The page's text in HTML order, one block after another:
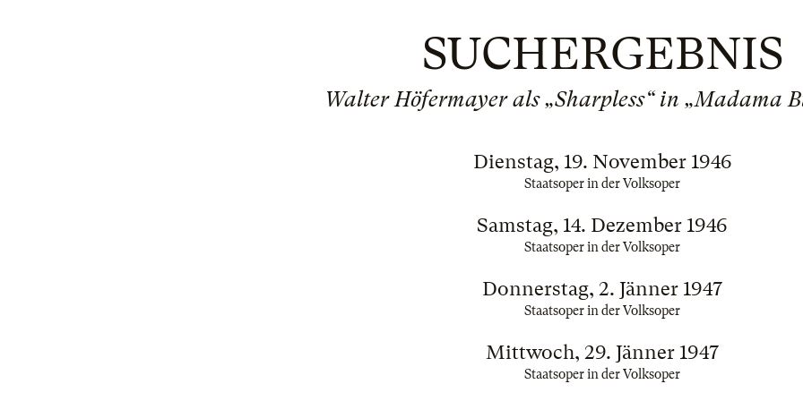
SUCHERGEBNIS
Walter Höfermayer als „Sharpless“ in „Madama
Dienstag, 19. November 1946
Staatsoper in der Volksoper
Samstag, 14. Dezember 1946
Staatsoper in der Volksoper
Donnerstag, 2. Jänner 1947
Staatsoper in der Volksoper
Mittwoch, 29. Jänner 1947
Staatsoper in der Volksoper